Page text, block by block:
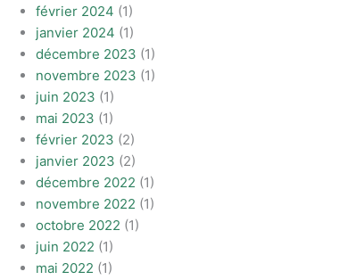
février 2024 (1)
janvier 2024 (1)
décembre 2023 (1)
novembre 2023 (1)
juin 2023 (1)
mai 2023 (1)
février 2023 (2)
janvier 2023 (2)
décembre 2022 (1)
novembre 2022 (1)
octobre 2022 (1)
juin 2022 (1)
mai 2022 (1)